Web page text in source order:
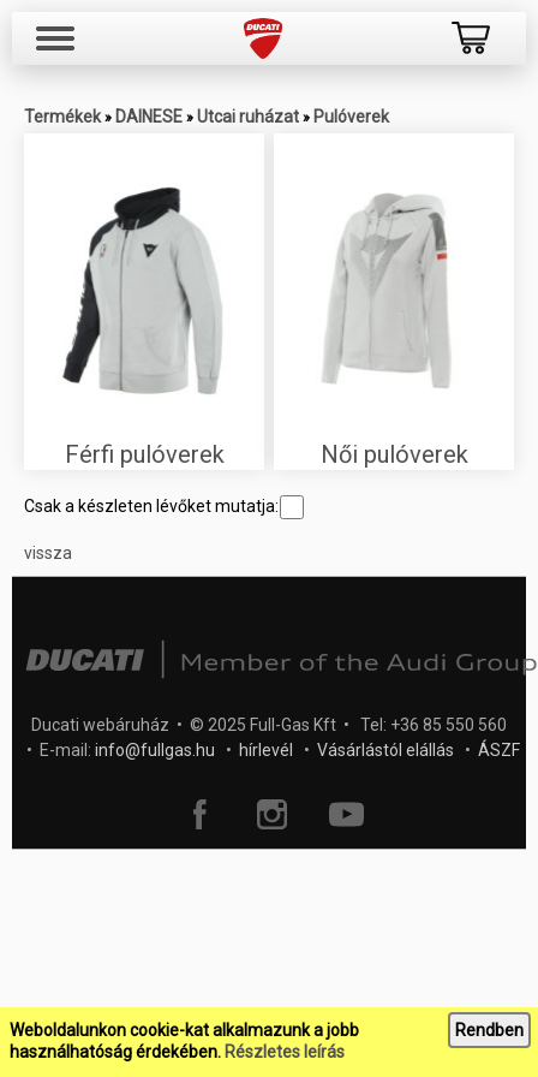
Weboldalunkon cookie-kat alkalmazunk a jobb
használhatóság érdekében. Részletes leírás
Rendben
Termékek » DAINESE » Utcai ruházat » Pulóverek
Férfi pulóverek Női pulóverek
Csak a készleten lévőket mutatja:
vissza
Ducati webáruház • © 2025 Full-Gas Kft • Tel: +36 85 550 560
• E-mail: info@fullgas.hu • hírlevél • Vásárlástól elállás • ÁSZF